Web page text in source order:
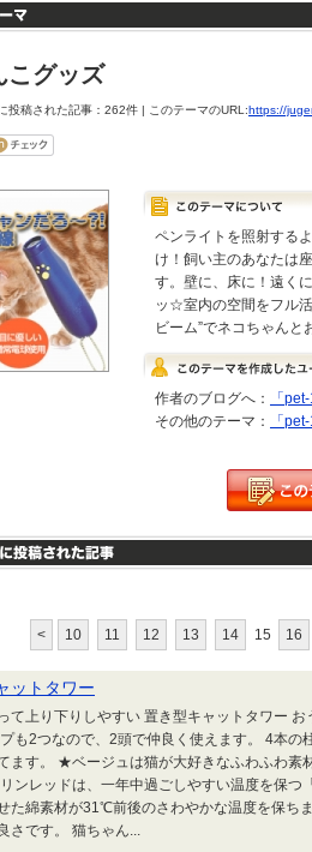
こグッズ
投稿された記事：262件 | このテーマのURL:https://
ペンライトを照射する
け！飼い主のあなたは
す。壁に、床に！遠く
ッ☆室内の空間をフル
ビーム”でネコちゃんと
作者のブログへ：
「
その他のテーマ：
「
< 10 11 12 13 14 15 16
ットタワー
て上り下りしやすい 置き型キャットタワー
も2つなので、2頭で仲良く使えます。 4本の
ます。 ★ベージュは猫が大好きなふわふわ
ンレッドは、一年中過ごしやすい温度を保つ
た綿素材が31℃前後のさわやかな温度を保ち
さです。 猫ちゃん...